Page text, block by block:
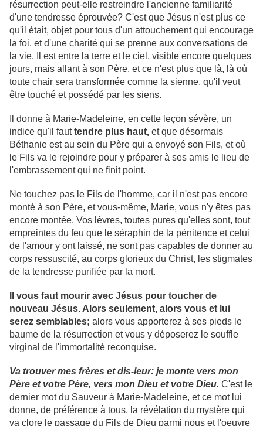
résurrection peut-elle restreindre l'ancienne familiarité
d'une tendresse éprouvée? C'est que Jésus n'est plus ce
qu'il était, objet pour tous d'un attouchement qui encourage
la foi, et d'une charité qui se prenne aux conversations de
la vie. Il est entre la terre et le ciel, visible encore quelques
jours, mais allant à son Père, et ce n'est plus que là, là où
toute chair sera transformée comme la sienne, qu'il veut
être touché et possédé par les siens.
Il donne à Marie-Madeleine, en cette leçon sévère, un
indice qu'il fauttendre plus haut, et que désormais
Béthanie est au sein du Père qui a envoyé son Fils, et où
le Fils va le rejoindre pour y préparer à ses amis le lieu de
l'embrassement qui ne finit point.
Ne touchez pas le Fils de l'homme, car il n'est pas encore
monté à son Père, et vous-même, Marie, vous n'y êtes pas
encore montée. Vos lèvres, toutes pures qu'elles sont, tout
empreintes du feu que le séraphin de la pénitence et celui
de l'amour y ont laissé, ne sont pas capables de donner au
corps ressuscité, au corps glorieux du Christ, les stigmates
de la tendresse purifiée par la mort.
Il vous faut mourir avec Jésus pour toucher de
nouveau Jésus. Alors seulement, alors vous et lui
serez semblables; alors vous apporterez à ses pieds le
baume de la résurrection et vous y déposerez le souffle
virginal de l'immortalité reconquise.
Va trouver mes frères et dis-leur: je monte vers mon
Père et votre Père, vers mon Dieu et votre Dieu. C'est le
dernier mot du Sauveur à Marie-Madeleine, et ce mot lui
donne, de préférence à tous, la révélation du mystère qui
va clore le passage du Fils de Dieu parmi nous et l'oeuvre